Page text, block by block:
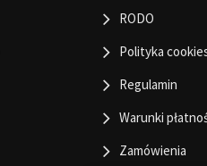
RODO
Polityka
Regulamin
Warunki
Zamówienia